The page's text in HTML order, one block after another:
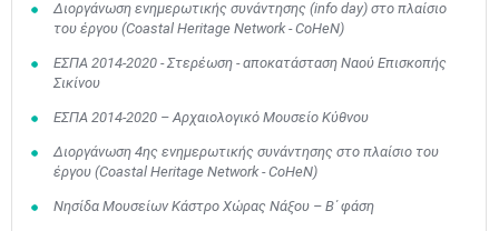
Διοργάνωση ενημερωτικής συνάντησης (info day) στο πλαίσιο
του έργου (Coastal Heritage Network - CoHeN)
ΕΣΠΑ 2014-2020 - Στερέωση - αποκατάσταση Ναού Επισκοπής
Σικίνου
ΕΣΠΑ 2014-2020 – Αρχαιολογικό Μουσείο Κύθνου
Διοργάνωση 4ης ενημερωτικής συνάντησης στο πλαίσιο του
έργου (Coastal Heritage Network - CoHeN)
Νησίδα Μουσείων Κάστρο Χώρας Νάξου – Β΄ φάση